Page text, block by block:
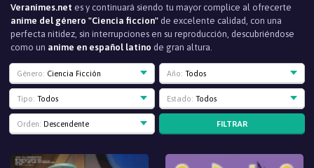
Veranimes.net es y continuará siendo tu mayor complice al ofrecerte
anime del género "Ciencia ficcion" de excelente calidad, con una
perfecta nitidez, sin interrupciones en su reproducción, descubriéndose
como un anime en español latino de gran altura.
Género: Ciencia Ficción Año: Todos
Tipo: Todos Estado: Todos
Orden: Descendente FILTRAR